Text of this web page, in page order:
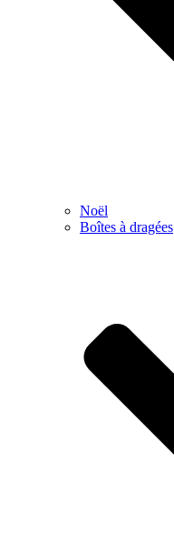
Noël
Boîtes à dragées